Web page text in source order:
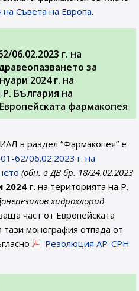
Съвета на Европа.
06.02.2023 г. на
за
2024 г. на
България на
фармакопея
в раздел “Фармакопея” е
62/06.02.2023 г. на
(обн. в ДВ бр. 18/24.02.2023
2024 г. на територията на Р.
хидрохлорид
част от Европейската
монография отпада от
Резолюция AP-CPH